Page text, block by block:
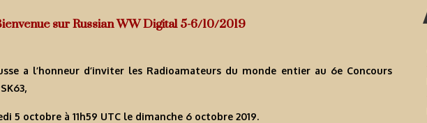
sur Russian WW Digital 5-6/10/2019
a l’honneur d’inviter les Radioamateurs du monde entier au 6e Concours
5 octobre à 11h59 UTC le dimanche 6 octobre 2019.